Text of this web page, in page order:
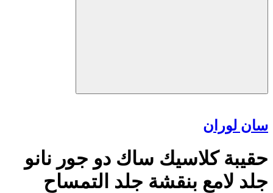
سان لوران
حقيبة كلاسيك ساك دو جور نانو
جلد لامع بنقشة جلد التمساح